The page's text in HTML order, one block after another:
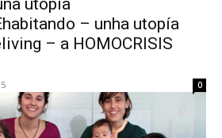
utopía
– unha utopía
– a HOMOCRISIS
0